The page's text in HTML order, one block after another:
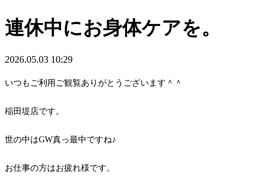
連休中にお身体ケアを。
2026.05.03 10:29
いつもご利用ご観覧ありがとうございます＾＾
稲田堤店です。
世の中はGW真っ最中ですね♪
お仕事の方はお疲れ様です。